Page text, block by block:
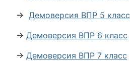
→ Демоверсия ВПР 5 класс
→ Демоверсия ВПР 6 класс
→ Демоверсия ВПР 7 класс